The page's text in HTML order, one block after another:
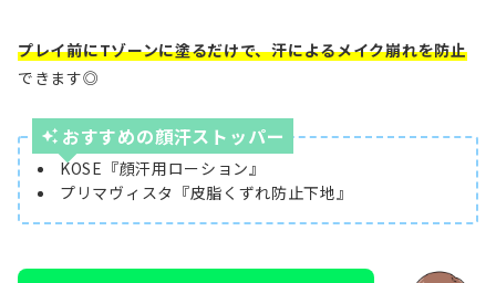
プレイ前にTゾーンに塗るだけで、汗によるメイク崩れを防止
できます◎
おすすめの顔汗ストッパー
KOSE『顔汗用ローション』
プリマヴィスタ『皮脂くずれ防止下地』